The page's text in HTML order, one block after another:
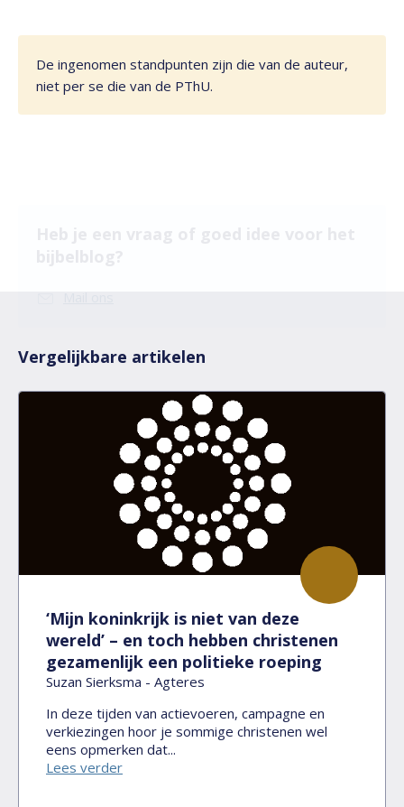
De ingenomen standpunten zijn die van de auteur,
niet per se die van de PThU.
Mail ons
Vergelijkbare artikelen
‘Mijn koninkrijk is niet van deze
wereld’ – en toch hebben christenen
gezamenlijk een politieke roeping
Suzan Sierksma - Agteres
In deze tijden van actievoeren, campagne en
verkiezingen hoor je sommige christenen wel
eens opmerken dat...
Lees verder